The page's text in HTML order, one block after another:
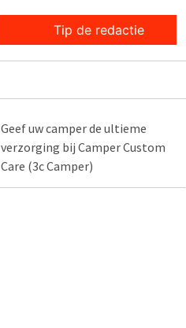
Tip de redactie
Geef uw camper de ultieme
verzorging bij Camper Custom
Care (3c Camper)